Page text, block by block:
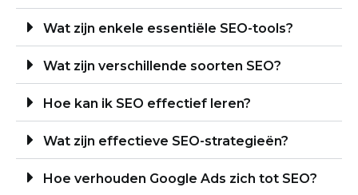
Wat zijn enkele essentiële SEO-tools?
Wat zijn verschillende soorten SEO?
Hoe kan ik SEO effectief leren?
Wat zijn effectieve SEO-strategieën?
Hoe verhouden Google Ads zich tot SEO?